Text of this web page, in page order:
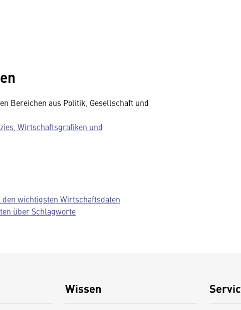
Bereichen aus Politik, Gesellschaft und
Wirtschaftsgrafiken und
wichtigsten Wirtschaftsdaten
über Schlagworte
Wissen